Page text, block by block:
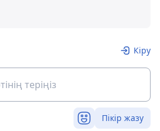
Кіру
Пікір жазу